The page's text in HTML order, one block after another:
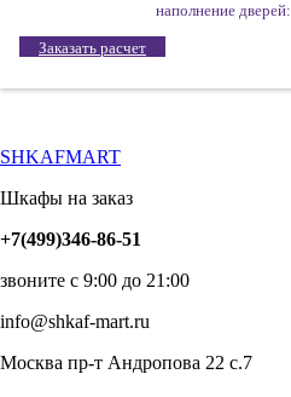
наполнение дверей:
Заказать расчет
SHKAFMART
Шкафы на заказ
+7(499)346-86-51
звоните с 9:00 до 21:00
info@shkaf-mart.ru
Москва пр-т Андропова 22 с.7